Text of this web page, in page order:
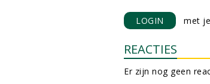
LOGIN met je
REACTIES
Er zijn nog geen